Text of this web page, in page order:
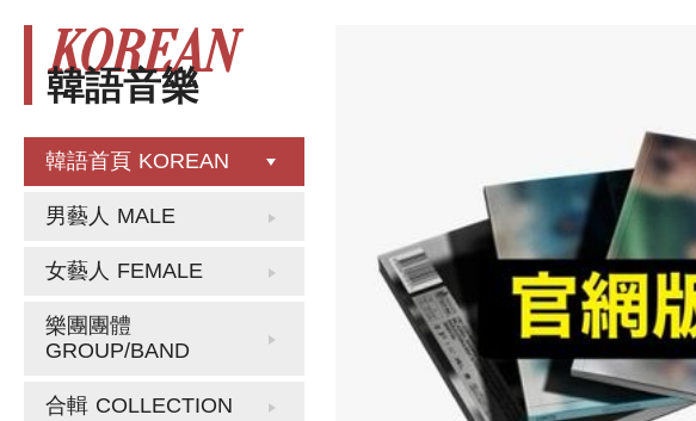
韓語音樂
KOREAN
韓語首頁 KOREAN
男藝人 MALE
女藝人 FEMALE
樂團團體
GROUP/BAND
合輯 COLLECTION